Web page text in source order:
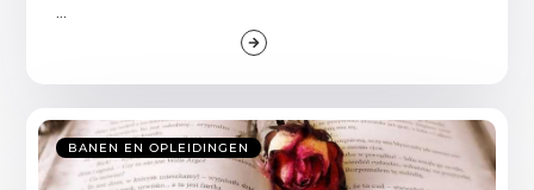
...
BANEN EN OPLEIDINGEN